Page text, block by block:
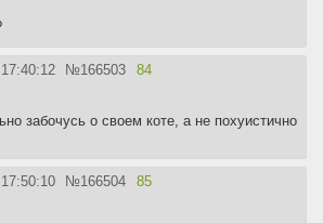
№166503 84
забочусь о своем коте, а не похуистично
№166504 85